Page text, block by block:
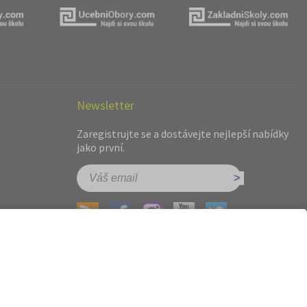
Newsletter
Zaregistrujte se a dostávejte nejlepší nabídky
jako první.